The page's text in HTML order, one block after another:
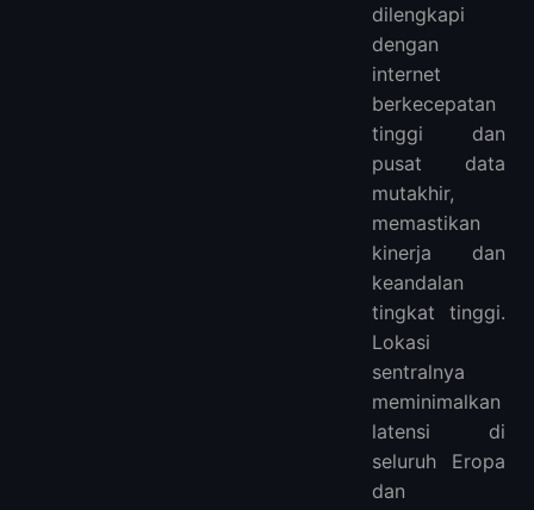
dilengkapi
dengan
internet
berkecepatan
tinggi dan
pusat data
mutakhir,
memastikan
kinerja dan
keandalan
tingkat tinggi.
Lokasi
sentralnya
meminimalkan
latensi di
seluruh Eropa
dan